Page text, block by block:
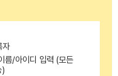
자
름/아이디 입력 (모든
)